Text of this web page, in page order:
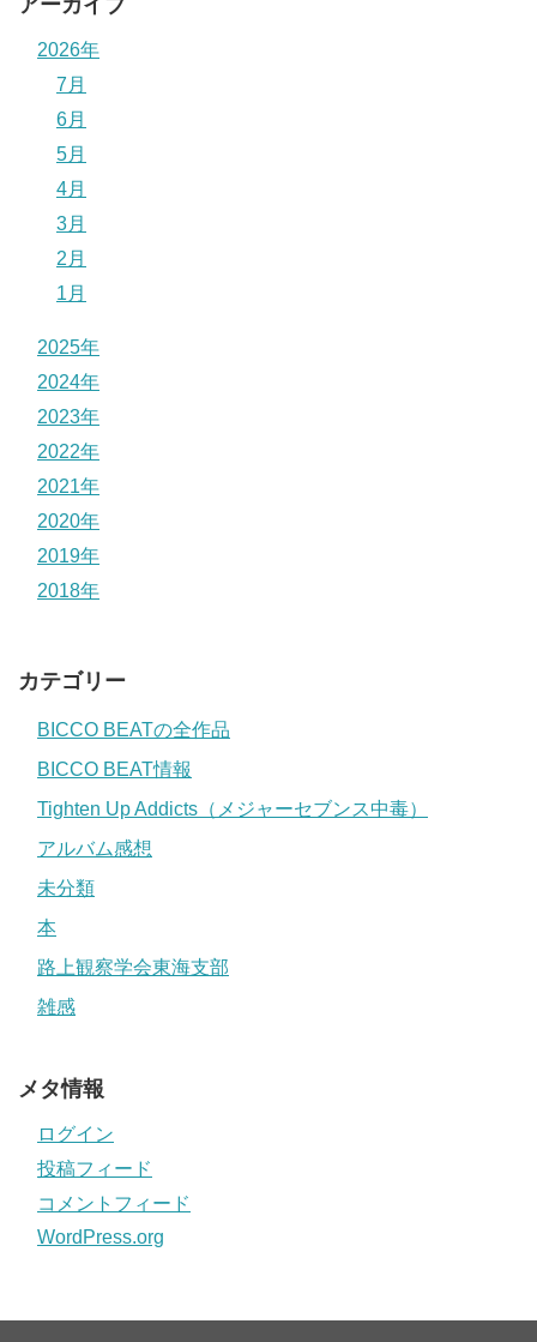
アーカイブ
2026年
7月
6月
5月
4月
3月
2月
1月
2025年
2024年
2023年
2022年
2021年
2020年
2019年
2018年
カテゴリー
BICCO BEATの全作品
BICCO BEAT情報
Tighten Up Addicts（メジャーセブンス中毒）
アルバム感想
未分類
本
路上観察学会東海支部
雑感
メタ情報
ログイン
投稿フィード
コメントフィード
WordPress.org